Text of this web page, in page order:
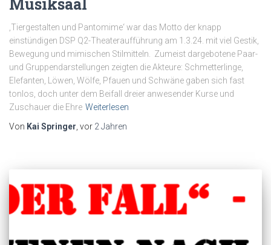
‚Tiergestalten und Pantomime‘ war das Motto der knapp
einstündigen DSP Q2-Theateraufführung am 1.3.24. mit viel Gestik,
Bewegung und mimischen Stilmitteln. Zumeist dargebotene Paar-
und Gruppendarstellungen zeigten die Akteure: Schmetterlinge,
Elefanten, Löwen, Wölfe, Pfauen und Schwäne gaben sich fast
tonlos, doch unter dem Beifall dreier anwesender Kurse und
Zuschauer die Ehre Weiterlesen
Von Kai Springer , vor 2 Jahren